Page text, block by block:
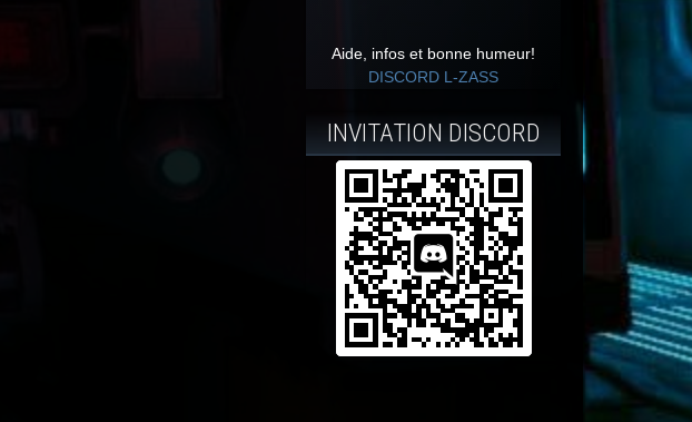
Aide, infos et bonne humeur!
DISCORD L-ZASS
INVITATION DISCORD